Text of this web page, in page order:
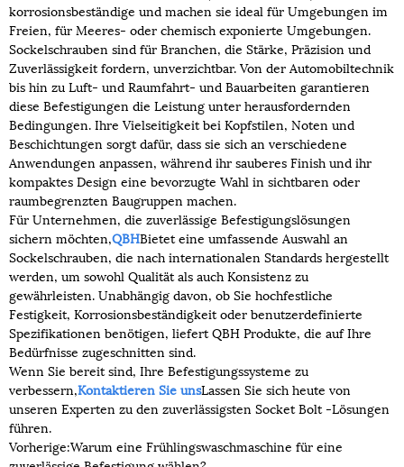
korrosionsbeständige und machen sie ideal für Umgebungen im
Freien, für Meeres- oder chemisch exponierte Umgebungen.
Sockelschrauben sind für Branchen, die Stärke, Präzision und
Zuverlässigkeit fordern, unverzichtbar. Von der Automobiltechnik
bis hin zu Luft- und Raumfahrt- und Bauarbeiten garantieren
diese Befestigungen die Leistung unter herausfordernden
Bedingungen. Ihre Vielseitigkeit bei Kopfstilen, Noten und
Beschichtungen sorgt dafür, dass sie sich an verschiedene
Anwendungen anpassen, während ihr sauberes Finish und ihr
kompaktes Design eine bevorzugte Wahl in sichtbaren oder
raumbegrenzten Baugruppen machen.
Für Unternehmen, die zuverlässige Befestigungslösungen
sichern möchten,QBHBietet eine umfassende Auswahl an
Sockelschrauben, die nach internationalen Standards hergestellt
werden, um sowohl Qualität als auch Konsistenz zu
gewährleisten. Unabhängig davon, ob Sie hochfestliche
Festigkeit, Korrosionsbeständigkeit oder benutzerdefinierte
Spezifikationen benötigen, liefert QBH Produkte, die auf Ihre
Bedürfnisse zugeschnitten sind.
Wenn Sie bereit sind, Ihre Befestigungssysteme zu
verbessern,Kontaktieren Sie unsLassen Sie sich heute von
unseren Experten zu den zuverlässigsten Socket Bolt -Lösungen
führen.
Vorherige:Warum eine Frühlingswaschmaschine für eine